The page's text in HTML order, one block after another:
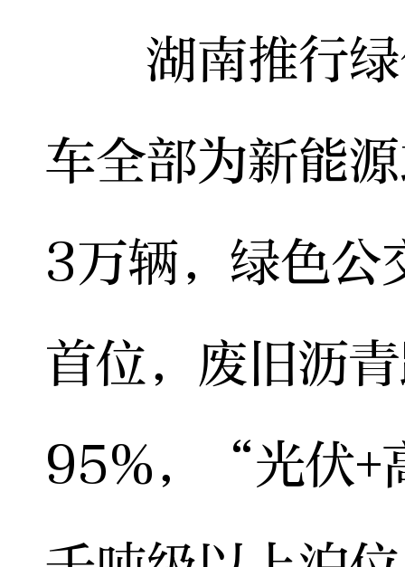
湖南推行绿
车全部为新能
3万辆，绿色
首位，废旧沥
95%，“光伏+